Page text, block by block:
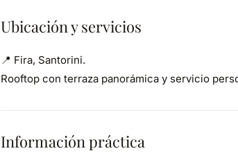
Ubicación y servicios
📍 Fira, Santorini.
Rooftop con terraza panorámica y servicio
Información práctica